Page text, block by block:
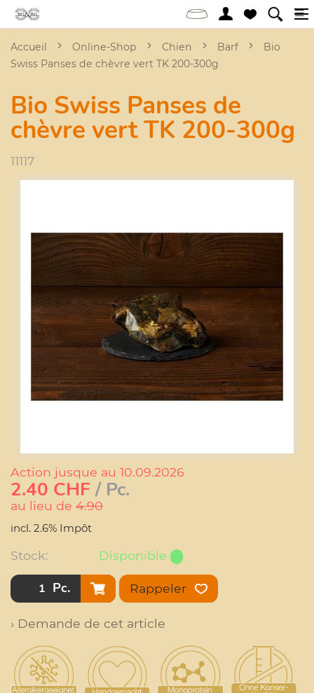
Accueil Online-Shop Chien Barf
Bio
Swiss Panses de chèvre vert TK 200-300g
Bio Swiss Panses de
chèvre vert TK 200-300g
11117
Action jusque au 10.09.2026
2.40 CHF / Pc.
au lieu de 4.90
incl. 2.6% Impôt
Stock: Disponible
Pc. Rappeler
› Demande de cet article